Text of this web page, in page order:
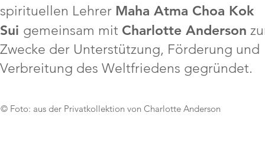
spirituellen Lehrer Maha Atma Choa Kok
Sui gemeinsam mit Charlotte Anderson
Zwecke der Unterstützung, Förderung und
Verbreitung des Weltfriedens gegründet.
© Foto: aus der Privatkollektion von Charlotte Anderson